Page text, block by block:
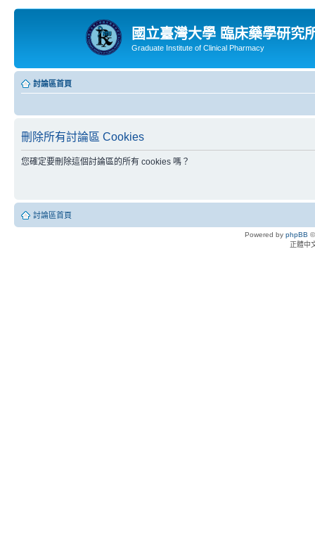
國立臺灣大學 臨床藥學研究
Graduate Institute of Clinical Pharmacy
討論區首頁
刪除所有討論區 Cookies
您確定要刪除這個討論區的所有 cookies 嗎？
討論區首頁
Powered by phpBB
正體中